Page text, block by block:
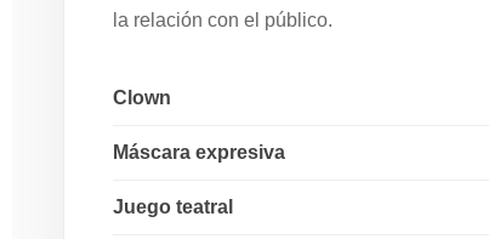
la relación con el público.
Clown
Máscara expresiva
Juego teatral